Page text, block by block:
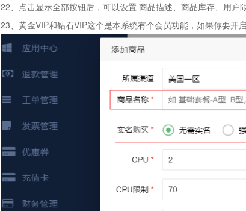
22、点击显示全部按钮后，可以设置 商品描述、商品库存、用户
23、黄金VIP和钻石VIP这个是本系统有个会员功能，如果你要开